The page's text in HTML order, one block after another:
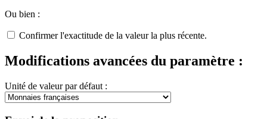
Ou bien :
Confirmer l'exactitude de la valeur la plus récente.
Modifications avancées du paramètre :
Unité de valeur par défaut :